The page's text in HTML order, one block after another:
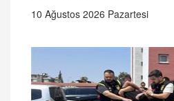
10 Ağustos 2026 Pazartesi